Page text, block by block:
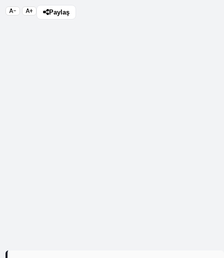
A− A+ Paylaş